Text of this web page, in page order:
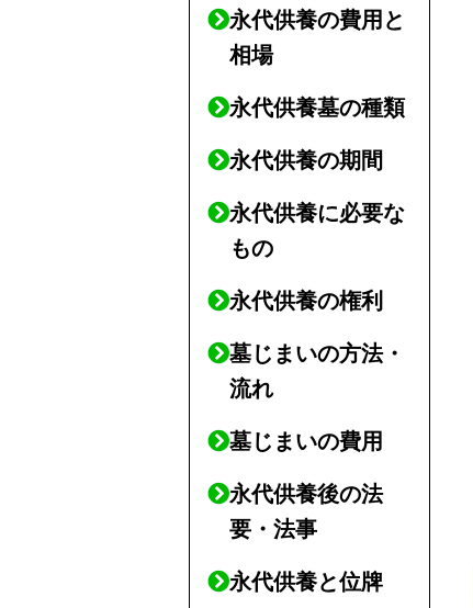
永代供養の費用と
相場
永代供養墓の種類
永代供養の期間
永代供養に必要な
もの
永代供養の権利
墓じまいの方法・
流れ
墓じまいの費用
永代供養後の法
要・法事
永代供養と位牌